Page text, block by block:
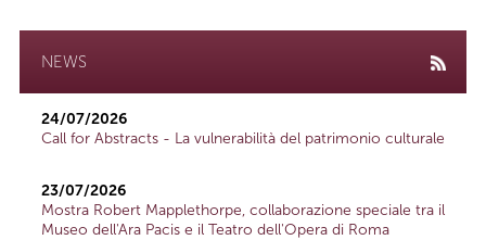
NEWS
24/07/2026
Call for Abstracts - La vulnerabilità del patrimonio culturale
23/07/2026
Mostra Robert Mapplethorpe, collaborazione speciale tra il
Museo dell'Ara Pacis e il Teatro dell'Opera di Roma